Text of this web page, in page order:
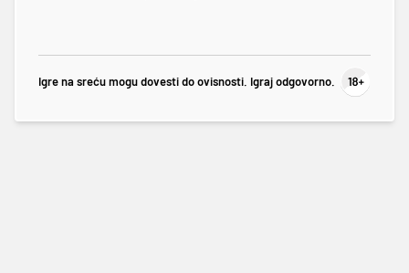
Igre na sreću mogu dovesti do ovisnosti. Igraj odgovorno.